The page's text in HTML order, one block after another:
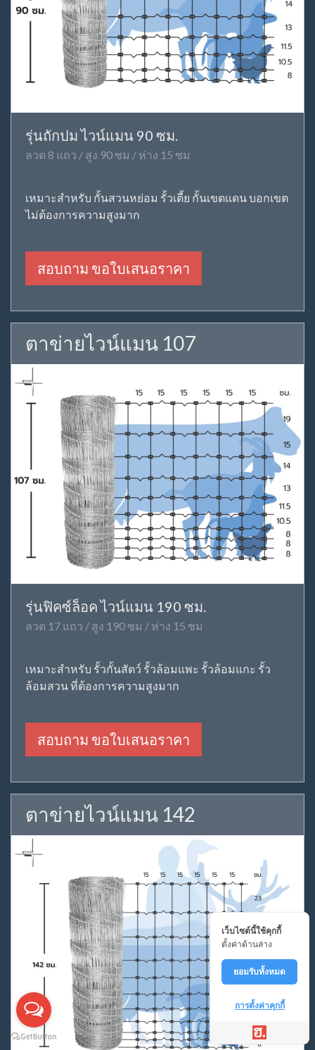
รุ่นถักปม ไวน์แมน 90 ซม.
ลวด 8 แถว / สูง 90 ซม / ห่าง 15 ซม
เหมาะสำหรับ กั้นสวนหย่อม รั้วเตี้ย กั้นเขตแดน บอกเขต
ไม่ต้องการความสูงมาก
สอบถาม ขอใบเสนอราคา
ตาข่ายไวน์แมน 107
รุ่นฟิคซ์ล็อค ไวน์แมน 190 ซม.
ลวด 17 แถว / สูง 190 ซม / ห่าง 15 ซม
เหมาะสำหรับ รั้วกั้นสัตว์ รั้วล้อมแพะ รั้วล้อมแกะ รั้ว
ล้อมสวน ที่ต้องการความสูงมาก
สอบถาม ขอใบเสนอราคา
ตาข่ายไวน์แมน 142
เว็บไซต์นี้ใช้คุกกี้
ตั้งค่าด้านล่าง
ยอมรับทั้งหมด
การตั้งค่าคุกกี้